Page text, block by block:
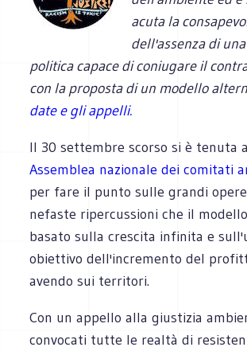
acuta la
dell'assenza di
politica capace di coniugare il
con la proposta di un modello
date e gli appelli.
Il 30 settembre scorso si è tenuta
Assemblea nazionale dei comitati
per fare il punto sulle grandi
nefaste ripercussioni che il
basato sulla crescita infinita e
obiettivo dell'incremento del
avendo sui territori.
Con un appello alla giustizia
convocati tutte le realtà di